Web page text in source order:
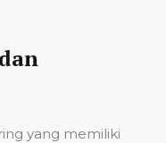
yang memiliki